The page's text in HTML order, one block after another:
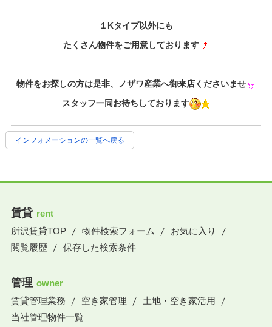
１Kタイプ以外にも
たくさん物件をご用意しております
物件をお探しの方は是非、ノザワ産業へ御来店くださいませ
スタッフ一同お待ちしております
インフォメーションの一覧へ戻る
賃貸 rent
所沢賃貸TOP
物件検索フォーム
お気に入り
閲覧履歴
保存した検索条件
管理 owner
賃貸管理業務
空き家管理
土地・空き家活用
当社管理物件一覧